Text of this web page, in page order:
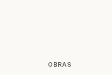
OBRAS